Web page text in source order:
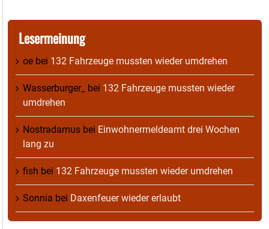
Lesermeinung
oe bei 132 Fahrzeuge mussten wieder umdrehen
Wasserburger_ bei 132 Fahrzeuge mussten wieder
umdrehen
Nostradamus bei Einwohnermeldeamt drei Wochen
lang zu
fish bei 132 Fahrzeuge mussten wieder umdrehen
Sonnia bei Daxenfeuer wieder erlaubt